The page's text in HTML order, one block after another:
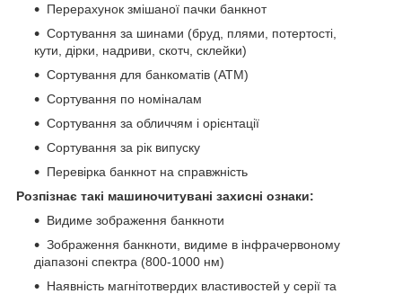
Перерахунок змішаної пачки банкнот
Сортування за шинами (бруд, плями, потертості,
кути, дірки, надриви, скотч, склейки)
Сортування для банкоматів (АТМ)
Сортування по номіналам
Сортування за обличчям і орієнтації
Сортування за рік випуску
Перевірка банкнот на справжність
Розпізнає такі машиночитувані захисні ознаки:
Видиме зображення банкноти
Зображення банкноти, видиме в інфрачервоному
діапазоні спектра (800-1000 нм)
Наявність магнітотвердих властивостей у серії та